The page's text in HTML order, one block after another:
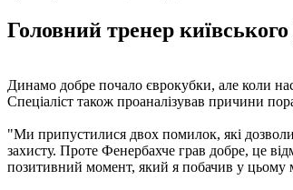
Головний тренер
Динамо добре почало єврокубки, але коли
Спеціаліст також проаналізував причини
"Ми припустилися двох помилок, які
захисту. Проте Фенербахче грав добре, це
позитивний момент, який я побачив у цьому